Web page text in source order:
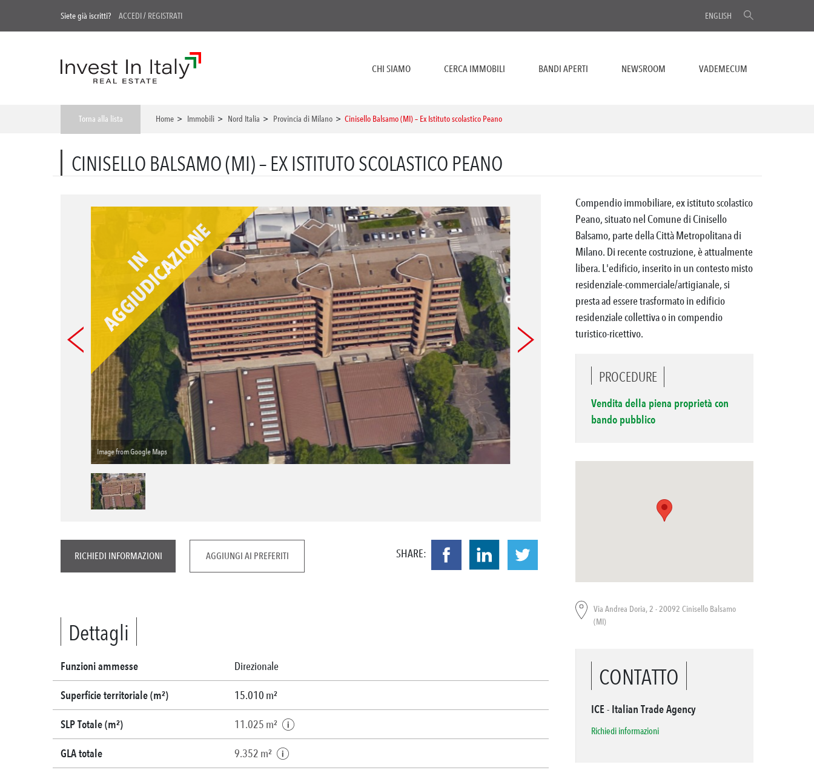
Siete già iscritti? ACCEDI/ REGISTRATI ENGLISH
CHI SIAMO CERCA IMMOBILI BANDI APERTI NEWSROOM VADEMECUM
Torna alla lista Home > Immobili > Nord Italia > Provincia di Milano > Cinisello Balsamo (MI) – Ex Istituto scolastico Peano
CINISELLO BALSAMO (MI) – EX ISTITUTO SCOLASTICO PEANO
Image from Google Maps
RICHIEDI INFORMAZIONI AGGIUNGI AI PREFERITI SHARE:
Dettagli
Funzioni ammesse Direzionale
Superficie territoriale (m²) 15.010 m²
SLP Totale (m²) 11.025 m²
GLA totale 9.352 m²
Compendio immobiliare, ex istituto scolastico
Peano, situato nel Comune di Cinisello
Balsamo, parte della Città Metropolitana di
Milano. Di recente costruzione, è attualmente
libera. L'edificio, inserito in un contesto misto
residenziale-commerciale/artigianale, si
presta ad essere trasformato in edificio
residenziale collettiva o in compendio
turistico-ricettivo.
PROCEDURE
Vendita della piena proprietà con
bando pubblico
Via Andrea Doria, 2 - 20092 Cinisello Balsamo
(MI)
CONTATTO
ICE - Italian Trade Agency
Richiedi informazioni